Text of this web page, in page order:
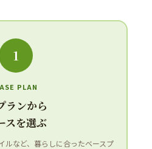
1
PLAN
ランから
スを選ぶ
ルなど、暮らしに合ったベースプ